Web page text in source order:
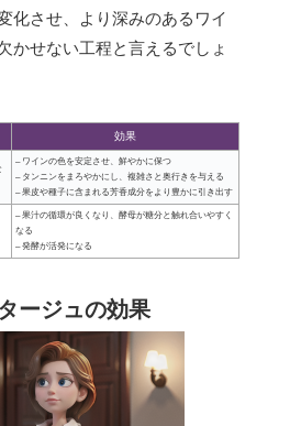
化させ、より深みのあるワイ
かせない工程と言えるでしょ
効果
– ワインの色を安定させ、鮮やかに保つ
– タンニンをまろやかにし、複雑さと奥行きを与える
– 果皮や種子に含まれる芳香成分をより豊かに引き出す
– 果汁の循環が良くなり、酵母が糖分と触れ合いやすく
なる
– 発酵が活発になる
ージュの効果